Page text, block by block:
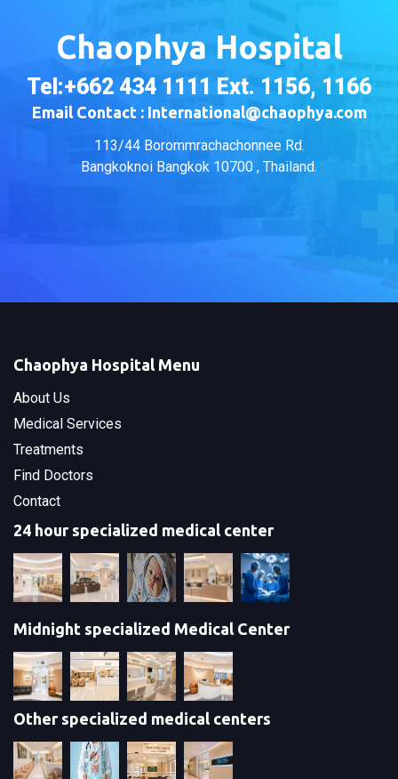
Chaophya Hospital
Tel:+662 434 1111 Ext. 1156, 1166
Email Contact : International@chaophya.com
113/44 Borommrachachonnee Rd.
Bangkoknoi Bangkok 10700 , Thailand.
Chaophya Hospital Menu
About Us
Medical Services
Treatments
Find Doctors
Contact
24 hour specialized medical center
Midnight specialized Medical Center
Other specialized medical centers